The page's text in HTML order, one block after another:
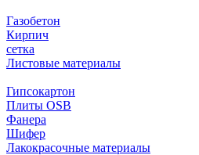
Газобетон
Кирпич
сетка
Листовые материалы
Гипсокартон
Плиты ОSB
Фанера
Шифер
Лакокрасочные материалы